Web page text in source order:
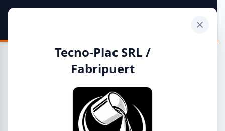
Guía de Empresas Metalúrgicas y Siderúrgicas
Tecno-Plac SRL /
Fabripuert